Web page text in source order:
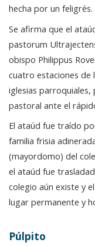
hecha por un feligrés.
Se afirma que el
pastorum
obispo Philippus
cuatro estaciones de
iglesias
pastoral ante el
El ataúd fue traído
familia frisia
(mayordomo) del
el ataúd fue
colegio aún existe y
lugar permanente y
Púlpito